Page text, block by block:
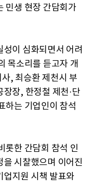
민생 현장 간담회가
이 심화되면서 어려
목소리를 듣고자 개
, 최승환 제천시 부
장, 한정철 제천·단
하는 기업인이 참석
롯한 간담회 참석 인
시찰했으며 이어진
업지원 시책 발표와